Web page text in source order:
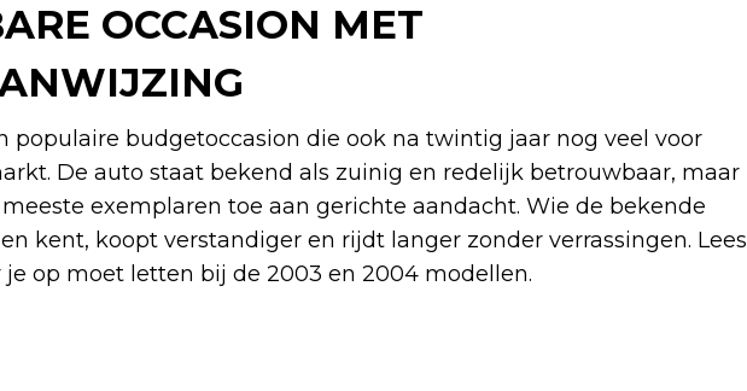
OCCASION MET
populaire budgetoccasion die ook na twintig jaar nog veel voor
De auto staat bekend als zuinig en redelijk betrouwbaar, maar
exemplaren toe aan gerichte aandacht. Wie de bekende
kent, koopt verstandiger en rijdt langer zonder verrassingen. Lees
op moet letten bij de 2003 en 2004 modellen.